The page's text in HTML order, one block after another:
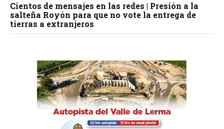
Cientos de mensajes en las redes | Presión a la
salteña Royón para que no vote la entrega de
tierras a extranjeros